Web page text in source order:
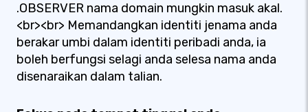
.OBSERVER nama domain mungkin masuk akal.
<br><br> Memandangkan identiti jenama anda
berakar umbi dalam identiti peribadi anda, ia
boleh berfungsi selagi anda selesa nama anda
disenaraikan dalam talian.